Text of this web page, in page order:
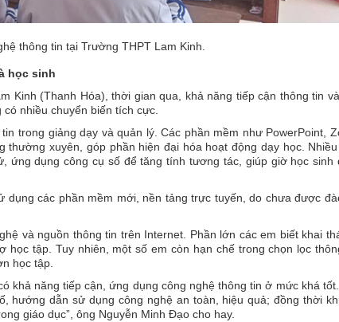
thông tin tại Trường THPT Lam Kinh.
học sinh
Kinh (Thanh Hóa), thời gian qua, khả năng tiếp cận thông tin
nhiều chuyển biến tích cực.
trong giảng dạy và quản lý. Các phần mềm như PowerPoint,
xuyên, góp phần hiện đại hóa hoạt động dạy học.
ứng dụng công cụ số để tăng tính tương tác, giúp giờ học sinh
dụng các phần mềm mới, nền tảng trực tuyến, do chưa được
và nguồn thông tin trên Internet. Phần lớn các em biết khai
tập. Tuy nhiên, một số em còn hạn chế trong chọn lọc
học tập.
khả năng tiếp cận, ứng dụng công nghệ thông tin ở mức khá
hướng dẫn sử dụng công nghệ an toàn, hiệu quả; đồng thời
giáo dục”, ông Nguyễn Minh Đạo cho hay.